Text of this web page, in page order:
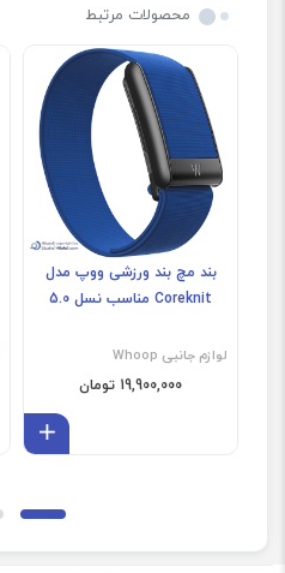
محصولات مرتبط
بند مچ بند ورزشی ووپ مدل
Coreknit مناسب نسل 5.0
لوازم جانبی Whoop
19,900,000 تومان